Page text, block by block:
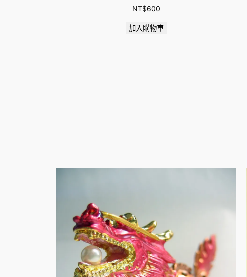
NT$600
加入購物車